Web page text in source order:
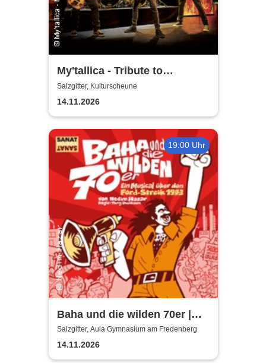
My'tallica - Tribute to
Metallica
Salzgitter, Kulturscheune
14.11.2026
19:00 Uhr
Baha und die wilden 70er |
Aula Gymnasium am
Fredenberg
Salzgitter, Aula Gymnasium am Fredenberg
14.11.2026